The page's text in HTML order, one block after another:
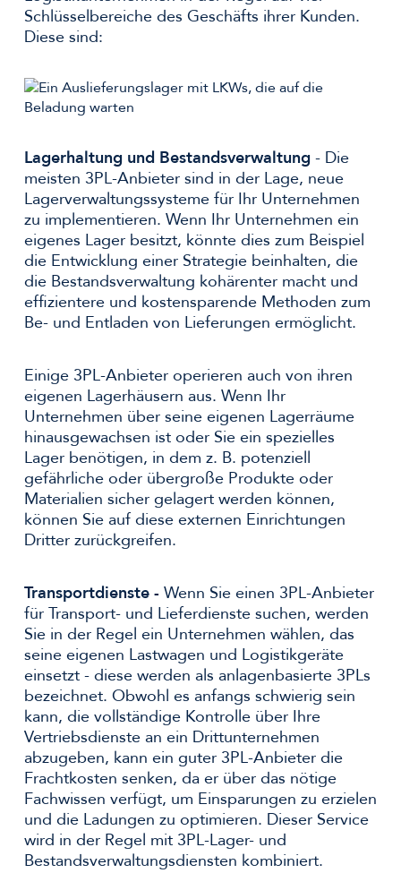
Schlüsselbereiche des Geschäfts ihrer Kunden.
Diese sind:
Lagerhaltung und Bestandsverwaltung - Die
meisten 3PL-Anbieter sind in der Lage, neue
Lagerverwaltungssysteme für Ihr Unternehmen
zu implementieren. Wenn Ihr Unternehmen ein
eigenes Lager besitzt, könnte dies zum Beispiel
die Entwicklung einer Strategie beinhalten, die
die Bestandsverwaltung kohärenter macht und
effizientere und kostensparende Methoden zum
Be- und Entladen von Lieferungen ermöglicht.
Einige 3PL-Anbieter operieren auch von ihren
eigenen Lagerhäusern aus. Wenn Ihr
Unternehmen über seine eigenen Lagerräume
hinausgewachsen ist oder Sie ein spezielles
Lager benötigen, in dem z. B. potenziell
gefährliche oder übergroße Produkte oder
Materialien sicher gelagert werden können,
können Sie auf diese externen Einrichtungen
Dritter zurückgreifen.
Transportdienste - Wenn Sie einen 3PL-Anbieter
für Transport- und Lieferdienste suchen, werden
Sie in der Regel ein Unternehmen wählen, das
seine eigenen Lastwagen und Logistikgeräte
einsetzt - diese werden als anlagenbasierte 3PLs
bezeichnet. Obwohl es anfangs schwierig sein
kann, die vollständige Kontrolle über Ihre
Vertriebsdienste an ein Drittunternehmen
abzugeben, kann ein guter 3PL-Anbieter die
Frachtkosten senken, da er über das nötige
Fachwissen verfügt, um Einsparungen zu erzielen
und die Ladungen zu optimieren. Dieser Service
wird in der Regel mit 3PL-Lager- und
Bestandsverwaltungsdiensten kombiniert.